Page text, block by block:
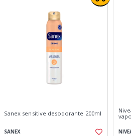
Sanex sensitive desodorante 200ml
SANEX